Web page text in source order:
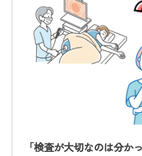
「検査が大切なのは分か